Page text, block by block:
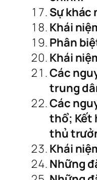
Sự khác
Khái
Phân
Khái
Các
trung
Các
thổ; Kết
thủ
Khái
Những